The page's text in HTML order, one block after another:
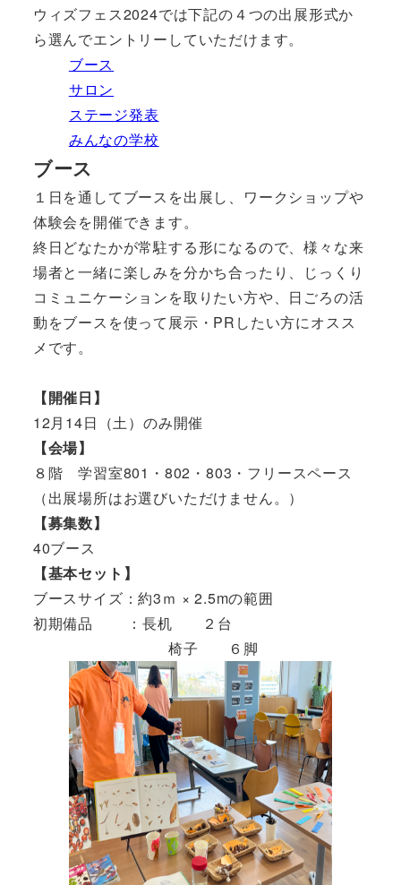
ウィズフェス2024では下記の４つの出展形式か
ら選んでエントリーしていただけます。
ブース
サロン
ステージ発表
みんなの学校
ブース
１日を通してブースを出展し、ワークショップや
体験会を開催できます。
終日どなたかが常駐する形になるので、様々な来
場者と一緒に楽しみを分かち合ったり、じっくり
コミュニケーションを取りたい方や、日ごろの活
動をブースを使って展示・PRしたい方にオスス
メです。
【開催日】
12月14日（土）のみ開催
【会場】
８階 学習室801・802・803・フリースペース
（出展場所はお選びいただけません。）
【募集数】
40ブース
【基本セット】
ブースサイズ：約3ｍ × 2.5mの範囲
初期備品 ：長机 ２台
椅子 ６脚